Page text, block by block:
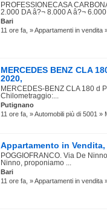
PROFESSIONECASA
2.000 DA â?¬ 8.000 A â?¬
Bari
11 ore fa, » Appartamenti in vendita
MERCEDES BENZ CLA
2020,
MERCEDES-BENZ CLA 180 d
Chilometraggio:...
Putignano
11 ore fa, » Automobili più di 5001 »
Appartamento in
POGGIOFRANCO. Via De
Ninno, proponiamo ...
Bari
11 ore fa, » Appartamenti in vendita